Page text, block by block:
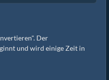
Der
und wird einige Zeit in